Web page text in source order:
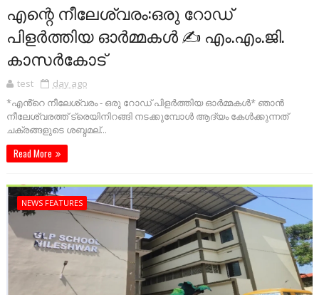
എന്റെ നീലേശ്വരം:ഒരു റോഡ്
പിളർത്തിയ ഓർമ്മകൾ ✍️ എം.എം.ജി.
കാസർകോട്
test
day ago
*എൻ്റെ നീലേശ്വരം - ഒരു റോഡ് പിളർത്തിയ ഓർമ്മകൾ* ഞാൻ
നീലേശ്വരത്ത് ട്രെയിനിറങ്ങി നടക്കുമ്പോൾ ആദ്യം കേൾക്കുന്നത്
ചക്രങ്ങളുടെ ശബ്ദമല്...
Read More
NEWS FEATURES